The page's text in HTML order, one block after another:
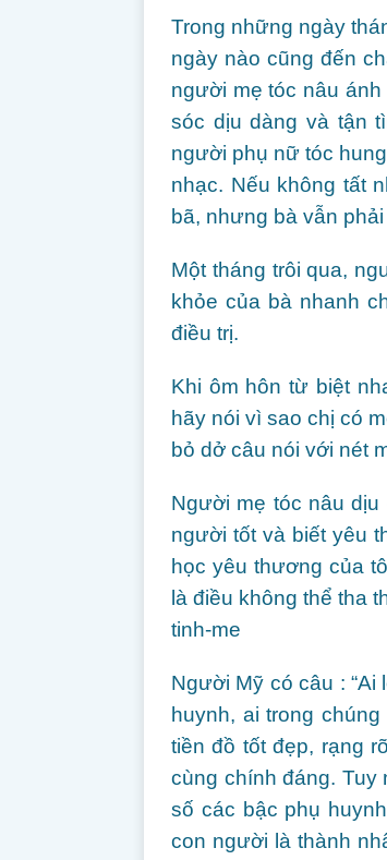
Trong những ngày
ngày nào cũng đến
người mẹ tóc nâu
sóc dịu dàng và tận
người phụ nữ tóc
nhạc. Nếu không tất
bã, nhưng bà vẫn
Một tháng trôi qua,
khỏe của bà nhanh
điều trị.
Khi ôm hôn từ biệt
hãy nói vì sao chị có
bỏ dở câu nói với nét
Người mẹ tóc nâu dịu
người tốt và biết yêu
học yêu thương của
là điều không thể tha
tinh-me
Người Mỹ có câu : “Ai
huynh, ai trong
tiền đồ tốt đẹp, rạng
cùng chính đáng. Tuy
số các bậc phụ
con người là thành